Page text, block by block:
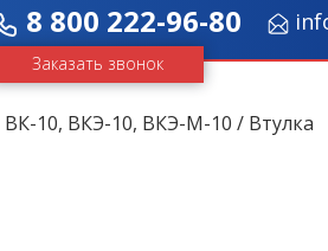
8 800 222-96-80
Заказать звонок
ВК-10, ВКЭ-10, ВКЭ-М-10 / Втулка